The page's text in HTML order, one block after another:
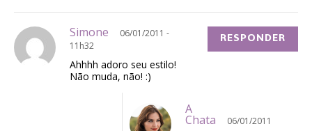
Simone
06/01/2011 -
11h32
Ahhhh adoro seu estilo!
Não muda, não! :)
RESPONDER
A
Chata
06/01/2011